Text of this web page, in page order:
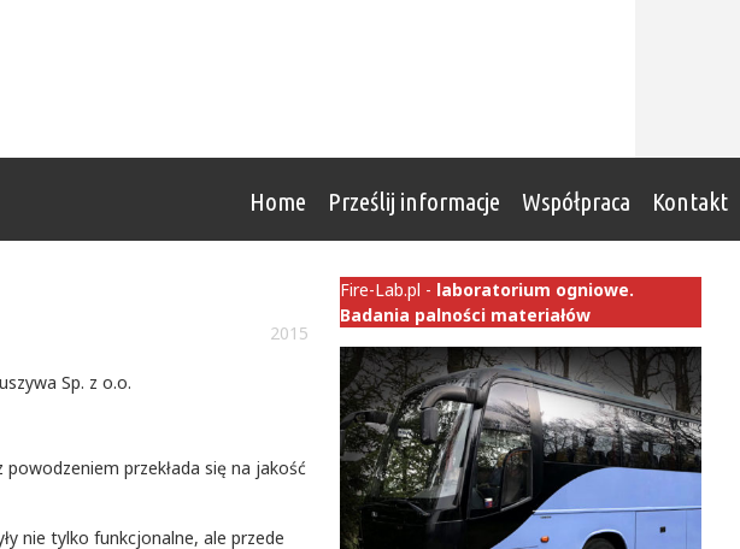
Home Prześlij informacje Współpraca Kontakt
2015
Sp. z o.o.
przekłada się na jakość
nie tylko funkcjonalne, ale przede
Fire-Lab.pl - laboratorium ogniowe.
Badania palności materiałów